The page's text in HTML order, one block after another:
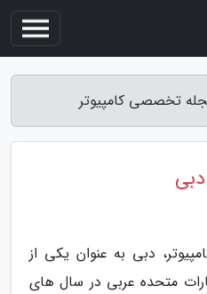
تخصصی کامپیوتر
دبی به عنوان یکی از
متحده عربی در سال های